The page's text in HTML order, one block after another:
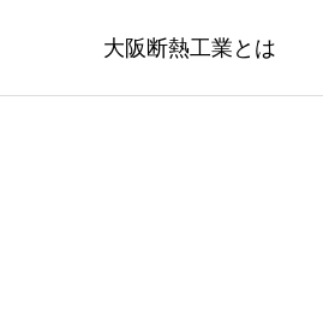
大阪断熱工業とは